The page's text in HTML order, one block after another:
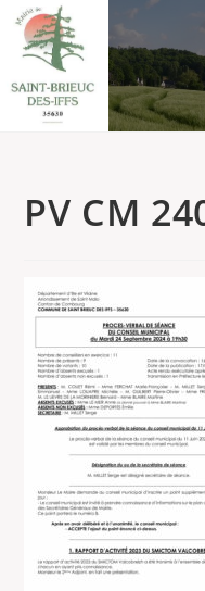
PV CM